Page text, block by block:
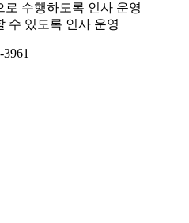
수행하도록 인사 운영
수 있도록 인사 운영